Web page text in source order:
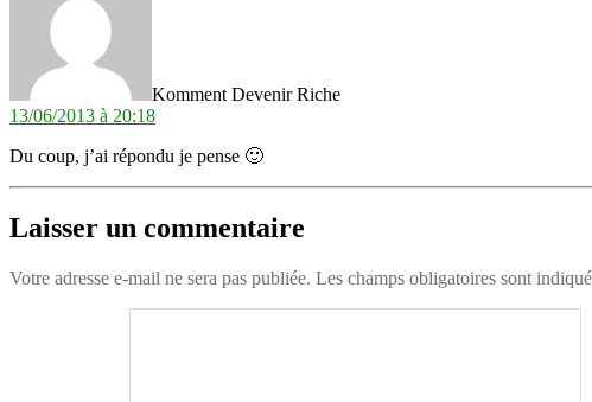
Komment Devenir Riche
13/06/2013 à 20:18
Du coup, j’ai répondu je pense 🙂
Laisser un commentaire
Votre adresse e-mail ne sera pas publiée. Les champs obligatoires sont